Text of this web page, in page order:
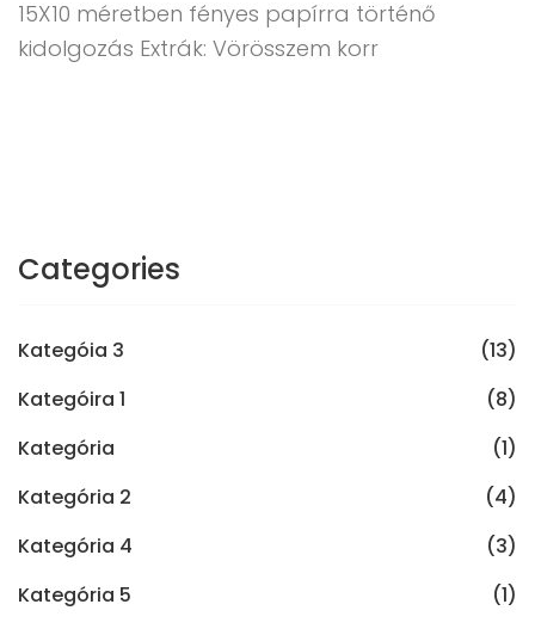
15X10 méretben fényes papírra történő
kidolgozás Extrák: Vörösszem korr
Categories
Kategóia 3
(13)
Kategóira 1
(8)
Kategória
(1)
Kategória 2
(4)
Kategória 4
(3)
Kategória 5
(1)